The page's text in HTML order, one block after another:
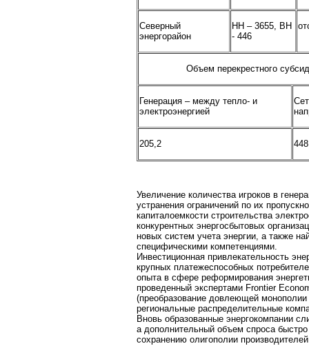
Северный
энергорайон
НН – 3655, ВН
- 446
Объем перекрестного
Генерация – между тепло- и
электроэнергией
205,2
Увеличение количества игроков в
устранения ограничений по их
капиталоемкости строительства
конкурентных энергосбытовых
новых систем учета энергии, а также
специфическими компетенциями.
Инвестиционная привлекательность
крупных платежеспособных
опыта в сфере реформирования
проведенный экспертами Frontier
(преобразование довлеющей
региональные распределительные
Вновь образованные энергокомпании
а дополнительный объем спроса
сохранению олигополии